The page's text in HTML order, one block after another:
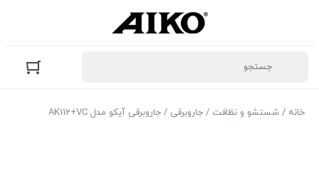
خانه / شستشو و نظافت / جاروبرقی / جاروبرقی آیکو مدل AK112+VC